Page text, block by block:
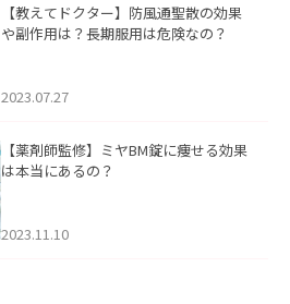
【教えてドクター】防風通聖散の効果
や副作用は？長期服用は危険なの？
2023.07.27
【薬剤師監修】ミヤBM錠に痩せる効果
は本当にあるの？
2023.11.10